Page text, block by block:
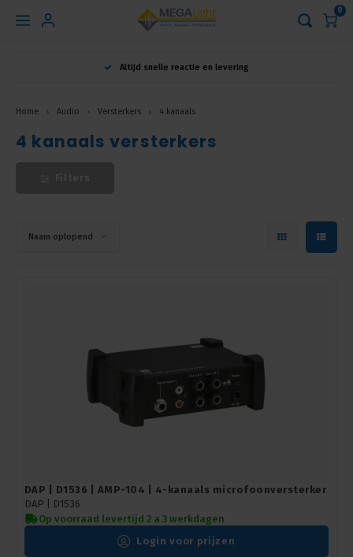
Hoofdmenu
Nederlands
Français
0
Altijd snelle reactie en levering
Home Audio Versterkers 4 kanaals
4 kanaals versterkers
Naam oplopend
DAP | D1536 | AMP-104 | 4-kanaals microfoonversterker
DAP |
D1536
Op voorraad levertijd 2 a 3 werkdagen
Login voor prijzen